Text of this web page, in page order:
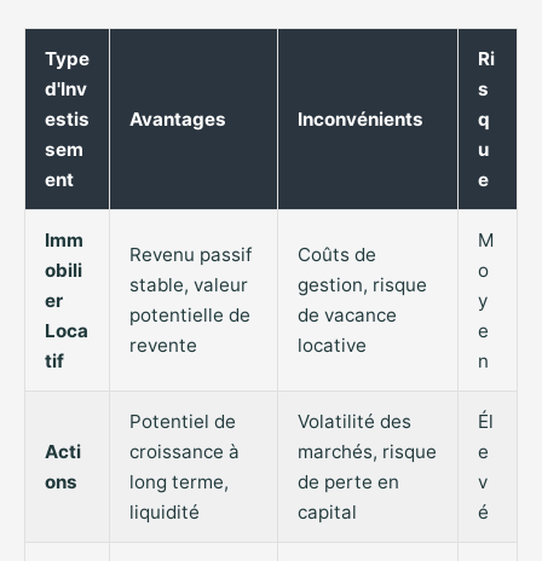
Type
d'Inv
estis
sem
ent
Avantages Inconvénients
Ri
s
q
u
e
Imm
obili
er
Loca
tif
Revenu passif
stable, valeur
potentielle de
revente
Coûts de
gestion, risque
de vacance
locative
M
o
y
e
n
Acti
ons
Potentiel de
croissance à
long terme,
liquidité
Volatilité des
marchés, risque
de perte en
capital
Él
e
v
é